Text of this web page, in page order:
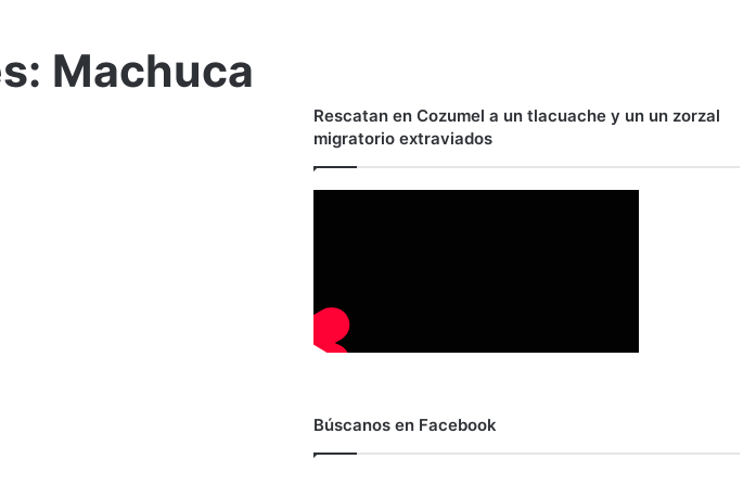
Machuca
Rescatan en Cozumel a un tlacuache y un un zorzal
migratorio extraviados
Búscanos en Facebook